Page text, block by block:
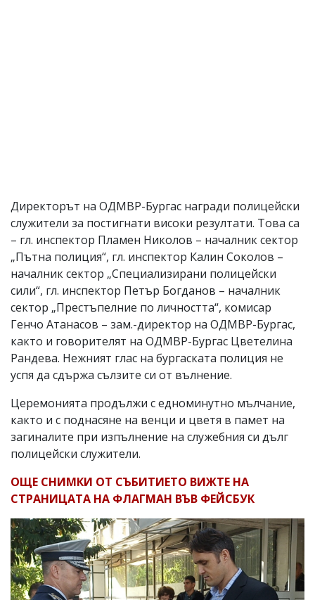
Директорът на ОДМВР-Бургас награди полицейски
служители за постигнати високи резултати. Това са
– гл. инспектор Пламен Николов – началник сектор
„Пътна полиция“, гл. инспектор Калин Соколов –
началник сектор „Специализирани полицейски
сили“, гл. инспектор Петър Богданов – началник
сектор „Престъпелние по личността“, комисар
Генчо Атанасов – зам.-директор на ОДМВР-Бургас,
както и говорителят на ОДМВР-Бургас Цветелина
Рандева. Нежният глас на бургаската полиция не
успя да сдържа сълзите си от вълнение.
Церемонията продължи с едноминутно мълчание,
както и с поднасяне на венци и цветя в памет на
загиналите при изпълнение на служебния си дълг
полицейски служители.
ОЩЕ СНИМКИ ОТ СЪБИТИЕТО ВИЖТЕ НА
СТРАНИЦАТА НА ФЛАГМАН ВЪВ ФЕЙСБУК